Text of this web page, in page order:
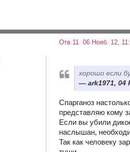
Отв.11 06 Нояб. 12,
хорошо если
ark1971, 04
Спарганоз
представляю кому
Если вы убили
наслышан,
Так как человеку